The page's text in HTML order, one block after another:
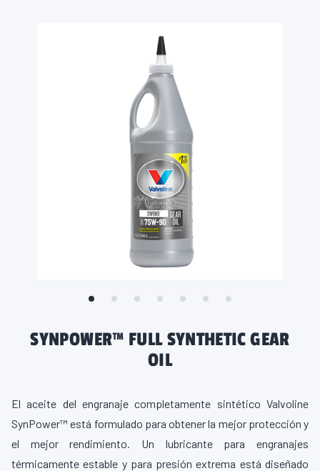
SYNPOWER™ FULL SYNTHETIC GEAR
OIL
El aceite del engranaje completamente sintético Valvoline
SynPower™ está formulado para obtener la mejor protección y
el mejor rendimiento. Un lubricante para engranajes
térmicamente estable y para presión extrema está diseñado